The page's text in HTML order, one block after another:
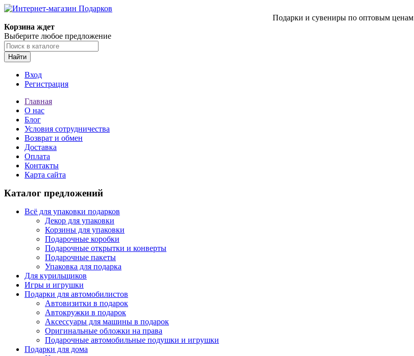
Подарки и сувениры по оптовым ценам
Корзина ждет
Выберите любое предложение
Найти
Вход
Регистрация
Главная
О нас
Блог
Условия сотрудничества
Возврат и обмен
Доставка
Оплата
Контакты
Карта сайта
Каталог предложений
Всё для упаковки подарков
Декор для упаковки
Корзины для упаковки
Подарочные коробки
Подарочные открытки и конверты
Подарочные пакеты
Упаковка для подарка
Для курильщиков
Игры и игрушки
Подарки для автомобилистов
Автовизитки в подарок
Автокружки в подарок
Аксессуары для машины в подарок
Оригинальные обложки на права
Подарочные автомобильные подушки и игрушки
Подарки для дома